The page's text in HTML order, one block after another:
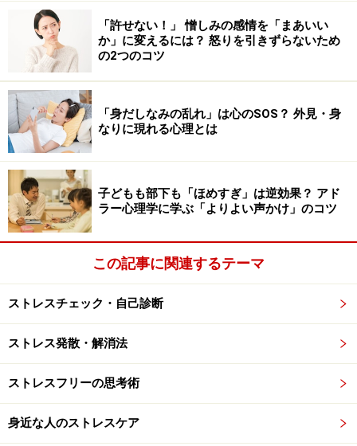
「許せない！」 憎しみの感情を「まあいい
か」に変えるには？ 怒りを引きずらないため
の2つのコツ
「身だしなみの乱れ」は心のSOS？ 外見・身
なりに現れる心理とは
子どもも部下も「ほめすぎ」は逆効果？ アド
ラー心理学に学ぶ「よりよい声かけ」のコツ
この記事に関連するテーマ
ストレスチェック・自己診断
ストレス発散・解消法
ストレスフリーの思考術
身近な人のストレスケア